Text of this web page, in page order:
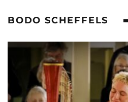
BODO SCHEFFELS